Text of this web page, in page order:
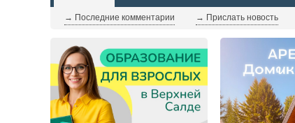
→ Последние комментарии → Прислать новость